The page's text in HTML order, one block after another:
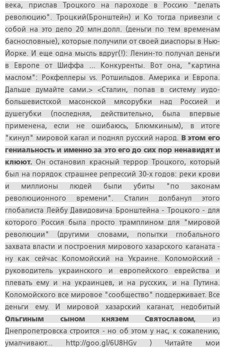
века, прислав Троцкого на пароходе в Россию "делать
революцию". Троцкий(Бронштейн) и Ко тогда привезли с
собой на это дело 20 млн.долл. (деньги по тем временам
баснословные), которые получили от своей диаспоры в Нью-
Йорке. И еще одна мысль вдруг(!): Ленин-то получал деньги
в Европе от Шиффа ... Конкуренты. Вот она, "картина
маслом": Рокфеллеры vs. Ротшильдов. Америка и Европа.
Дальше думайте сами.> <Сталин, попав в систему иудо-
большевистской масонской мясорубки над Россией и
душегубки (последняя, действительно, была впервые
применена, если не ошибаюсь, Блюмкиным), в итоге
"кинул" мировой кагал и поднял русский народ. В этом его
гениальность и именно за это его до сих пор ненавидят и
клюют. Он остановил красный террор Троцкого, который
был на порядок страшнее репрессий 30-х годов: реки крови
и миллионы людей были убиты "по законам
революционного времени". Сталин долбанул этого
глобалиста Лейбу Давидовича Бронштейна - Троцкого - для
которого Россия была просто трамплином для "мировой
революции" (другими словами, попытки глобального
захвата власти и построения мирового хазарского каганата -
ну как сейчас Коломойский на Украине. Коломойский -
руководитель украинского и европейского еврейства и
плевать ему и на украинцев, и на русских, и на Путина.
Коломойского все мировое "сообщество" поддерживает. Все
деньги ему. И мировой хазарский каганат, недобитый
Ольгиным сыном князем Святославом, из
Днепропетровска строится - но об этом у нас, к сожалению,
умалчивают... http://goo.gl/6U8HGv ) Читайте мои